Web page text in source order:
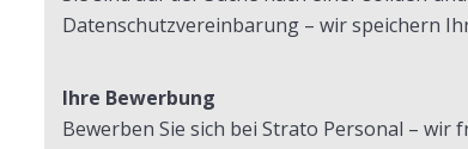
Datenschutzvereinbarung – wir speichern
Ihre Bewerbung
Bewerben Sie sich bei Strato Personal – wir